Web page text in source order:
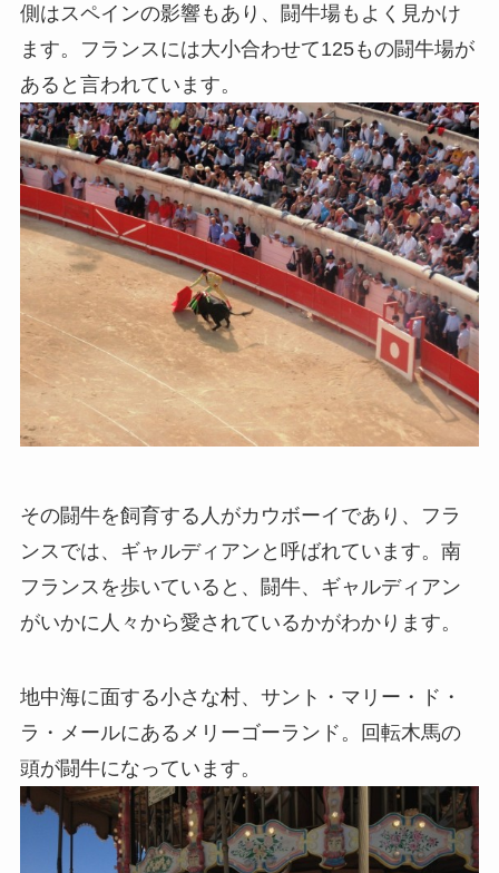
側はスペインの影響もあり、闘牛場もよく見かけ
ます。フランスには大小合わせて125もの闘牛場が
あると言われています。
その闘牛を飼育する人がカウボーイであり、フラ
ンスでは、ギャルディアンと呼ばれています。南
フランスを歩いていると、闘牛、ギャルディアン
がいかに人々から愛されているかがわかります。
地中海に面する小さな村、サント・マリー・ド・
ラ・メールにあるメリーゴーランド。回転木馬の
頭が闘牛になっています。